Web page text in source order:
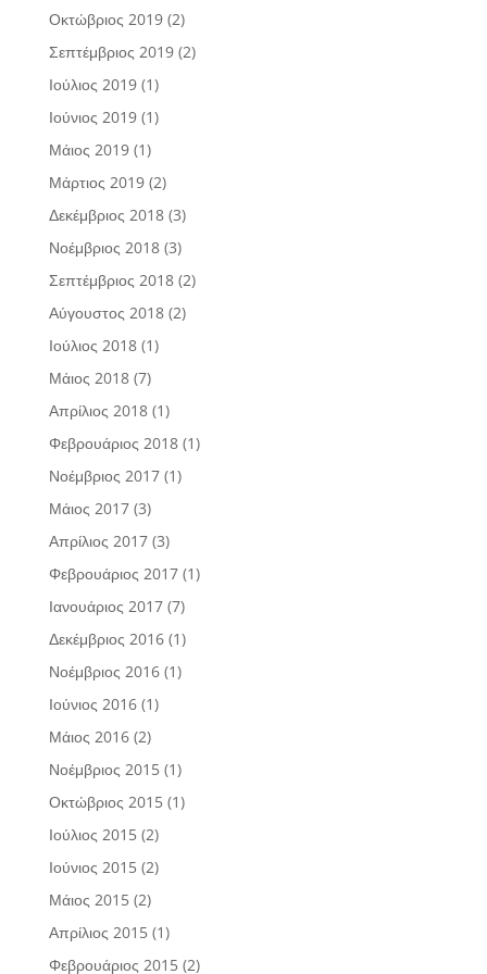
Οκτώβριος 2019(2)
Σεπτέμβριος 2019(2)
Ιούλιος 2019(1)
Ιούνιος 2019(1)
Μάιος 2019(1)
Μάρτιος 2019(2)
Δεκέμβριος 2018(3)
Νοέμβριος 2018(3)
Σεπτέμβριος 2018(2)
Αύγουστος 2018(2)
Ιούλιος 2018(1)
Μάιος 2018(7)
Απρίλιος 2018(1)
Φεβρουάριος 2018(1)
Νοέμβριος 2017(1)
Μάιος 2017(3)
Απρίλιος 2017(3)
Φεβρουάριος 2017(1)
Ιανουάριος 2017(7)
Δεκέμβριος 2016(1)
Νοέμβριος 2016(1)
Ιούνιος 2016(1)
Μάιος 2016(2)
Νοέμβριος 2015(1)
Οκτώβριος 2015(1)
Ιούλιος 2015(2)
Ιούνιος 2015(2)
Μάιος 2015(2)
Απρίλιος 2015(1)
Φεβρουάριος 2015(2)